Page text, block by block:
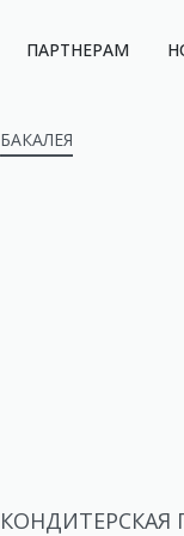
ПАРТНЕРАМ
БАКАЛЕЯ
КОНДИТЕРСКАЯ